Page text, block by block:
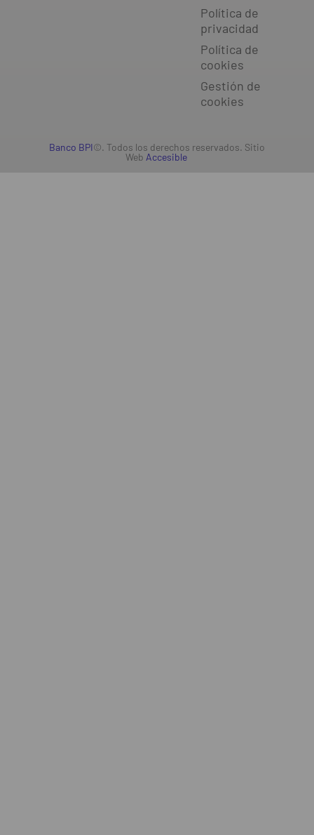
Política de
privacidad
Política de
cookies
Gestión de
cookies
Banco BPI©. Todos los derechos reservados. Sitio
Web Accesible